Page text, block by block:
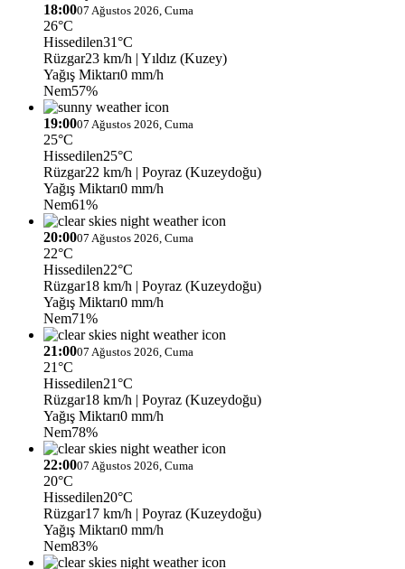
18:0007 Ağustos 2026, Cuma
26°C
Hissedilen31°C
Rüzgar23 km/h | Yıldız (Kuzey)
Yağış Miktarı0 mm/h
Nem57%
19:0007 Ağustos 2026, Cuma
25°C
Hissedilen25°C
Rüzgar22 km/h | Poyraz (Kuzeydoğu)
Yağış Miktarı0 mm/h
Nem61%
20:0007 Ağustos 2026, Cuma
22°C
Hissedilen22°C
Rüzgar18 km/h | Poyraz (Kuzeydoğu)
Yağış Miktarı0 mm/h
Nem71%
21:0007 Ağustos 2026, Cuma
21°C
Hissedilen21°C
Rüzgar18 km/h | Poyraz (Kuzeydoğu)
Yağış Miktarı0 mm/h
Nem78%
22:0007 Ağustos 2026, Cuma
20°C
Hissedilen20°C
Rüzgar17 km/h | Poyraz (Kuzeydoğu)
Yağış Miktarı0 mm/h
Nem83%